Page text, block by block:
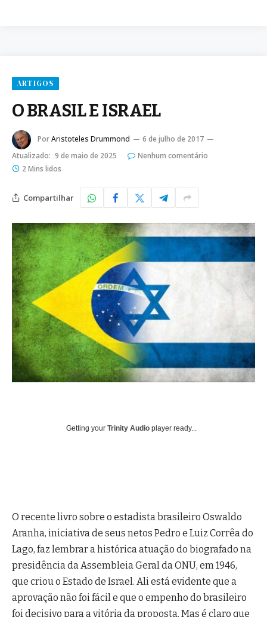
ARTIGOS
O BRASIL E ISRAEL
PorAristoteles Drummond
6 de julho de 2017
Atualizado: 9 de maio de 2025
Nenhum comentário
2 Mins lidos
Compartilhar
Getting your Trinity Audio player ready...
O recente livro sobre o estadista brasileiro Oswaldo
Aranha, iniciativa de seus netos Pedro e Luiz Corrêa do
Lago, faz lembrar a histórica atuação do biografado na
presidência da Assembleia Geral da ONU, em 1946,
que criou o Estado de Israel. Ali está evidente que a
aprovação não foi fácil e que o empenho do brasileiro
foi decisivo para a vitória da proposta. Mas é claro que